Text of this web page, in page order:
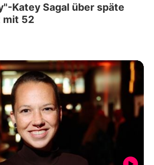
Katey Sagal über späte
mit 52